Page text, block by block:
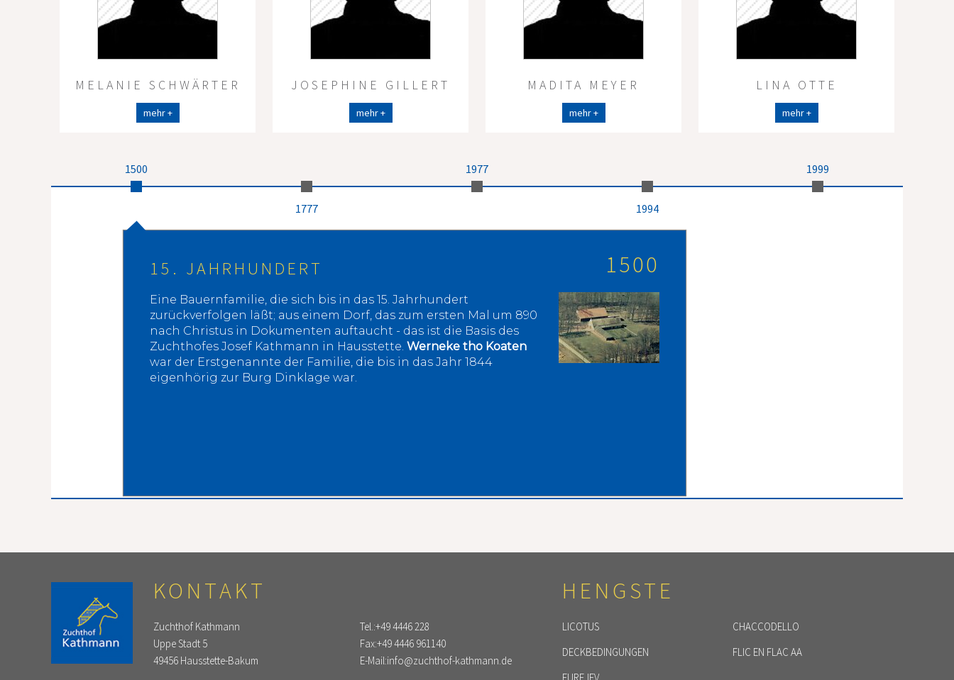
MELANIE SCHWÄRTER
mehr +
JOSEPHINE GILLERT
mehr +
MADITA MEYER
mehr +
LINA OTTE
mehr +
1500
1777
1977
1994
1999
1500
15. JAHRHUNDERT
Eine Bauernfamilie, die sich bis in das 15. Jahrhundert
zurückverfolgen läßt; aus einem Dorf, das zum ersten Mal um 890
nach Christus in Dokumenten auftaucht - das ist die Basis des
Zuchthofes Josef Kathmann in Hausstette. Werneke tho Koaten
war der Erstgenannte der Familie, die bis in das Jahr 1844
eigenhörig zur Burg Dinklage war.
KONTAKT
Zuchthof Kathmann
Uppe Stadt 5
49456 Hausstette-Bakum
Tel.:+49 4446 228
Fax:+49 4446 961140
E-Mail:info@zuchthof-kathmann.de
HENGSTE
LICOTUS
CHACCODELLO
DECKBEDINGUNGEN
FLIC EN FLAC AA